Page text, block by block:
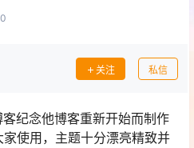
0
关注 私信
纪念他博客重新开始而制作
使用，主题十分漂亮精致并